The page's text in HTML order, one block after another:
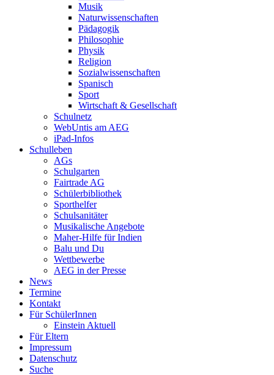
Musik
Naturwissenschaften
Pädagogik
Philosophie
Physik
Religion
Sozialwissenschaften
Spanisch
Sport
Wirtschaft & Gesellschaft
Schulnetz
WebUntis am AEG
iPad-Infos
Schulleben
AGs
Schulgarten
Fairtrade AG
Schülerbibliothek
Sporthelfer
Schulsanitäter
Musikalische Angebote
Maher-Hilfe für Indien
Balu und Du
Wettbewerbe
AEG in der Presse
News
Termine
Kontakt
Für SchülerInnen
Einstein Aktuell
Für Eltern
Impressum
Datenschutz
Suche